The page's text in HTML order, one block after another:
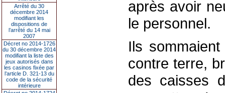
Arrêté du 30
décembre 2014
modifiant les
dispositions de
l’arrêté du 14 mai
2007
Décret no 2014-1726
du 30 décembre 2014
modifiant la liste des
jeux autorisés dans
les casinos fixée par
l’article D. 321-13 du
code de la sécurité
intérieure
après avoir
le personnel.
Ils
contre terre,
des caisses